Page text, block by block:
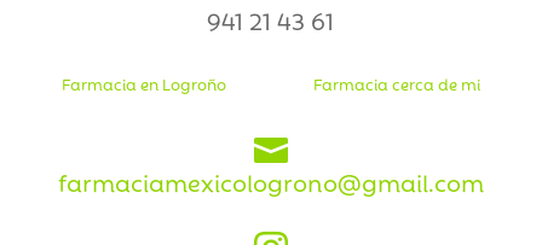
941 21 43 61
Farmacia en Logroño Farmacia cerca de mi

farmaciamexicologrono@gmail.com